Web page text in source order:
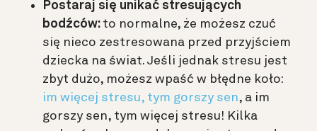
Postaraj się unikać stresujących
bodźców: to normalne, że możesz czuć
się nieco zestresowana przed przyjściem
dziecka na świat. Jeśli jednak stresu jest
zbyt dużo, możesz wpaść w błędne koło:
im więcej stresu, tym gorszy sen, a im
gorszy sen, tym więcej stresu! Kilka